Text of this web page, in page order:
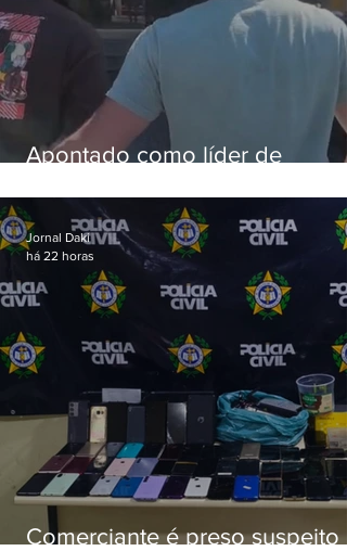
Apontado como líder de
aposentados é preso
Comerciante é preso suspeito
Jornal Daki
há 22 horas